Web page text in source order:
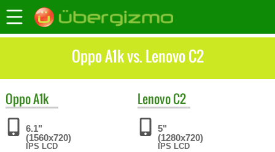
Oppo A1k vs. Lenovo C2
OppoA1k
6.1"
(1560x720)
IPS LCD
LenovoC2
5"
(1280x720)
IPS LCD